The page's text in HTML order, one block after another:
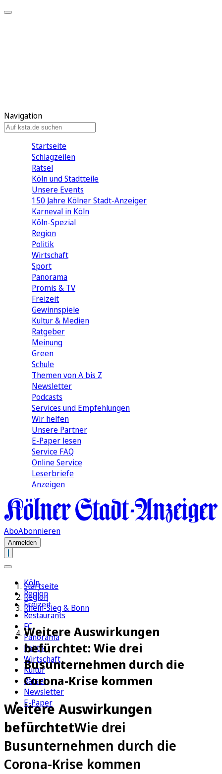
Navigation
Startseite
Schlagzeilen
Rätsel
Köln und Stadtteile
Unsere Events
150 Jahre Kölner Stadt-Anzeiger
Karneval in Köln
Köln-Spezial
Region
Politik
Wirtschaft
Sport
Panorama
Promis & TV
Freizeit
Gewinnspiele
Kultur & Medien
Ratgeber
Meinung
Green
Schule
Themen von A bis Z
Newsletter
Podcasts
Services und Empfehlungen
Wir helfen
Unsere Partner
E-Paper lesen
Service FAQ
Online Service
Leserbriefe
Anzeigen
AboAbonnieren
Anmelden
Köln
Region
Freizeit
Restaurants
FC
Panorama
Politik
Wirtschaft
Kultur
Rätsel
Newsletter
E-Paper
Startseite
Region
Rhein-Sieg & Bonn
Weitere Auswirkungen
befürchtet: Wie drei
Busunternehmen durch die
Corona-Krise kommen
Weitere Auswirkungen
befürchtetWie drei
Busunternehmen durch die
Corona-Krise kommen